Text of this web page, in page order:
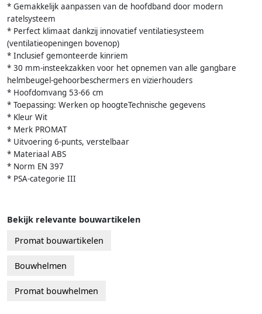
* Gemakkelijk aanpassen van de hoofdband door modern
ratelsysteem
* Perfect klimaat dankzij innovatief ventilatiesysteem
(ventilatieopeningen bovenop)
* Inclusief gemonteerde kinriem
* 30 mm-insteekzakken voor het opnemen van alle gangbare
helmbeugel-gehoorbeschermers en vizierhouders
* Hoofdomvang 53-66 cm
* Toepassing: Werken op hoogteTechnische gegevens
* Kleur Wit
* Merk PROMAT
* Uitvoering 6-punts, verstelbaar
* Materiaal ABS
* Norm EN 397
* PSA-categorie III
Bekijk relevante bouwartikelen
Promat bouwartikelen
Bouwhelmen
Promat bouwhelmen